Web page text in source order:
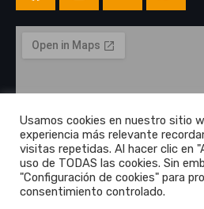
Usamos cookies en nuestro sitio
experiencia más relevante
visitas repetidas. Al hacer clic en
uso de TODAS las cookies. Sin
"Configuración de cookies" para
consentimiento controlado.